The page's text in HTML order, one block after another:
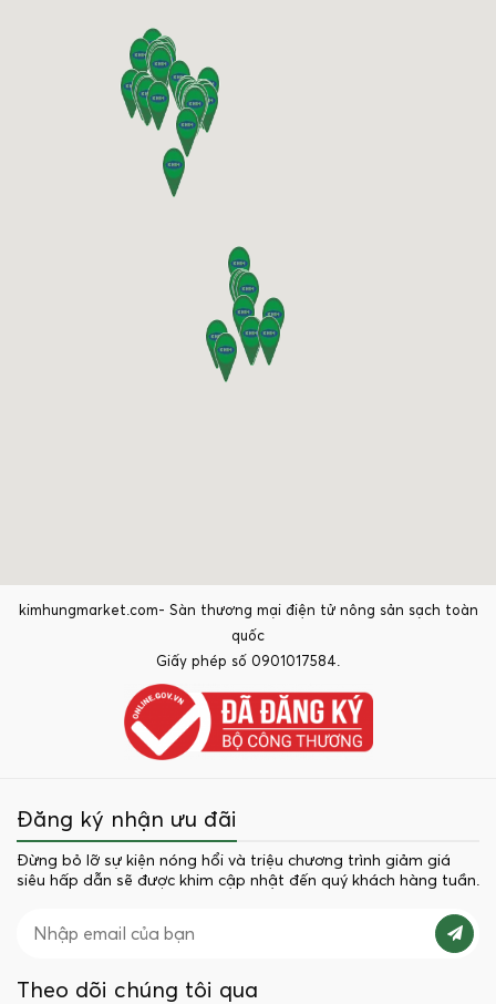
kimhungmarket.com- Sàn thương mại điện tử nông sản sạch toàn
quốc
Giấy phép số 0901017584.
Đăng ký nhận ưu đãi
Đừng bỏ lỡ sự kiện nóng hổi và triệu chương trình giảm giá
siêu hấp dẫn sẽ được khim cập nhật đến quý khách hàng tuần.
Theo dõi chúng tôi qua